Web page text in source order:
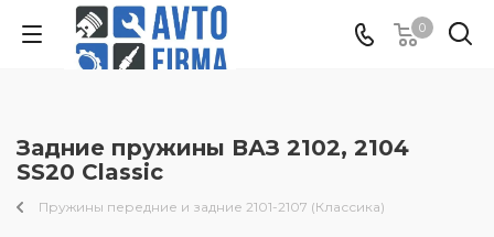
0
Задние пружины ВАЗ 2102, 2104
SS20 Classic
Пружины передние и задние 2101-2107 (Классика)